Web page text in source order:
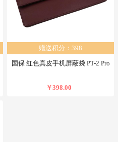
赠送积分：398
国保 红色真皮手机屏蔽袋 PT-2 Pro
￥398.00